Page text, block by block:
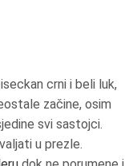
crni i beli luk,
začine, osim
svi sastojci.
u prezle.